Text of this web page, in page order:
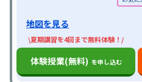
地図を見る
\夏期講習を4回まで無料体験！/
体験授業(無料) を申し込む